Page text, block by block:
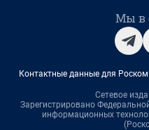
Мы в
Контактные данные для
Сетевое
Зарегистрировано
информационных